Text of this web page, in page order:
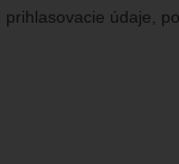
prihlasovacie údaje,